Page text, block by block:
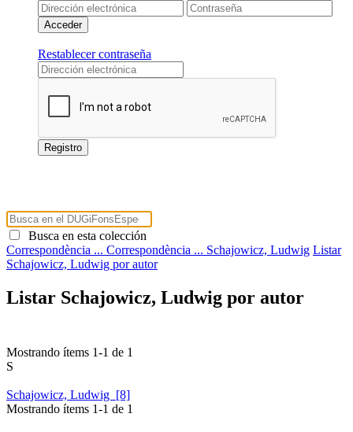
Restablecer contraseña
Busca en esta colección
Correspondència ... Correspondència ... Schajowicz, Ludwig Listar
Schajowicz, Ludwig por autor
Listar Schajowicz, Ludwig por autor
Mostrando ítems 1-1 de 1
S
Schajowicz, Ludwig [8]
Mostrando ítems 1-1 de 1